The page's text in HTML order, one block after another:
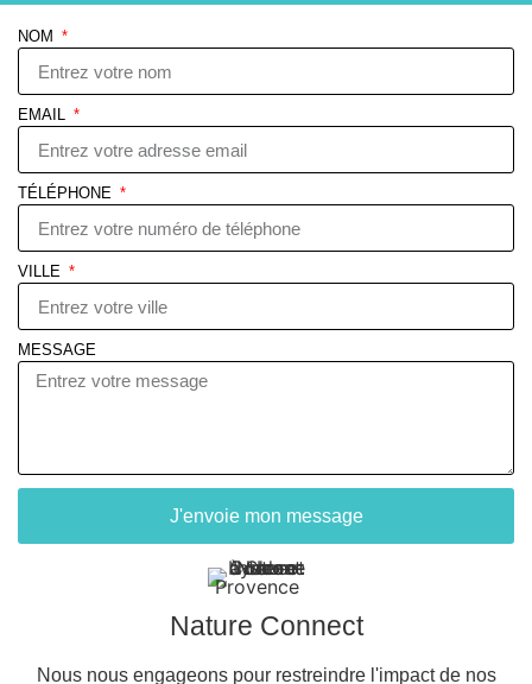
NOM
EMAIL
TÉLÉPHONE
VILLE
MESSAGE
J'envoie mon message
Nature Connect
Nous nous engageons pour restreindre l'impact de nos